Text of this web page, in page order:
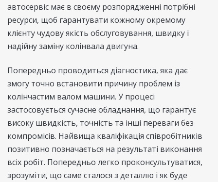
автосервіс має в своєму розпорядженні потрібні
ресурси, щоб гарантувати кожному окремому
клієнту чудову якість обслуговування, швидку і
надійну заміну колінвала двигуна.
Попередньо проводиться діагностика, яка дає
змогу точно встановити причину проблем із
колінчастим валом машини. У процесі
застосовується сучасне обладнання, що гарантує
високу швидкість, точність та інші переваги без
компромісів. Найвища кваліфікація співробітників
позитивно позначається на результаті виконання
всіх робіт. Попередньо легко проконсультуватися,
зрозуміти, що саме сталося з деталлю і як буде